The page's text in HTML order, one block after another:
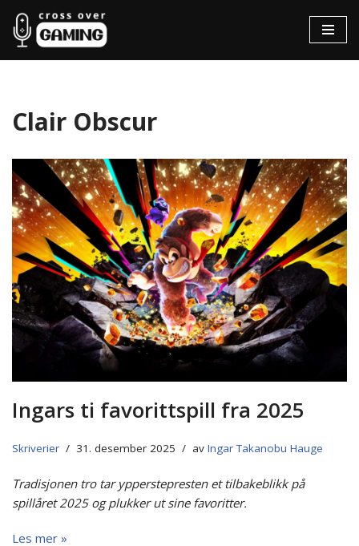
Hopp
til
Clair Obscur
Ingars ti favorittspill fra 2025
Skriverier 31. desember 2025 av Ingar Takanobu Hauge
Tradisjonen tro tar ypperstepresten et tilbakeblikk på
spillåret 2025 og plukker ut sine favoritter.
Les mer »